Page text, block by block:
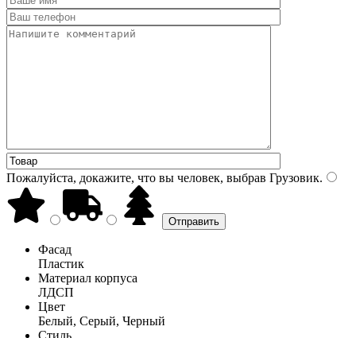
Пожалуйста, докажите, что вы человек, выбрав Грузовик.
Фасад
Пластик
Материал корпуса
ЛДСП
Цвет
Белый, Серый, Черный
Стиль